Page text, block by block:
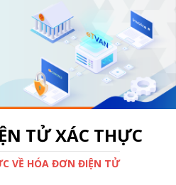
TỬ XÁC THỰC
VỀ HÓA ĐƠN ĐIỆN TỬ